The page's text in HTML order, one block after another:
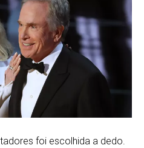
foi escolhida a dedo.